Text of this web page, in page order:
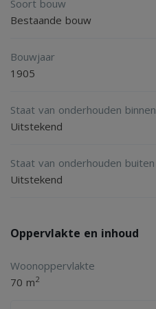
- Direct view of the canals
Conditions:
- Pets not allowed
- Sharing not allowed
rent himself
- Cooking: Induction
Soort bouw
Bestaande bouw
Bouwjaar
1905
Staat van onderhouden binnen
Uitstekend
Staat van onderhouden buiten
Uitstekend
Oppervlakte en inhoud
Woonoppervlakte
70 m2